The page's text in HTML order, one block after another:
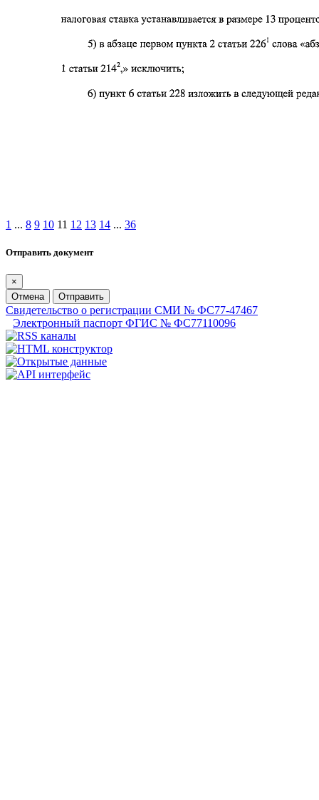
1 ... 8 9 10 11 12 13 14 ... 36
Отправить документ
×
Отмена
Отправить
Свидетельство о регистрации СМИ № ФС77-47467
Электронный паспорт ФГИС № ФС77110096